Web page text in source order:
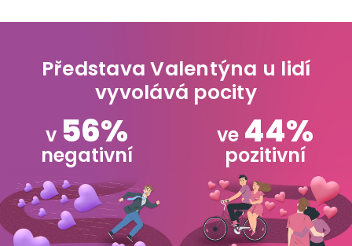
Představa Valentýna u lidí
vyvolává pocity
v 56%
negativní
ve 44%
pozitivní